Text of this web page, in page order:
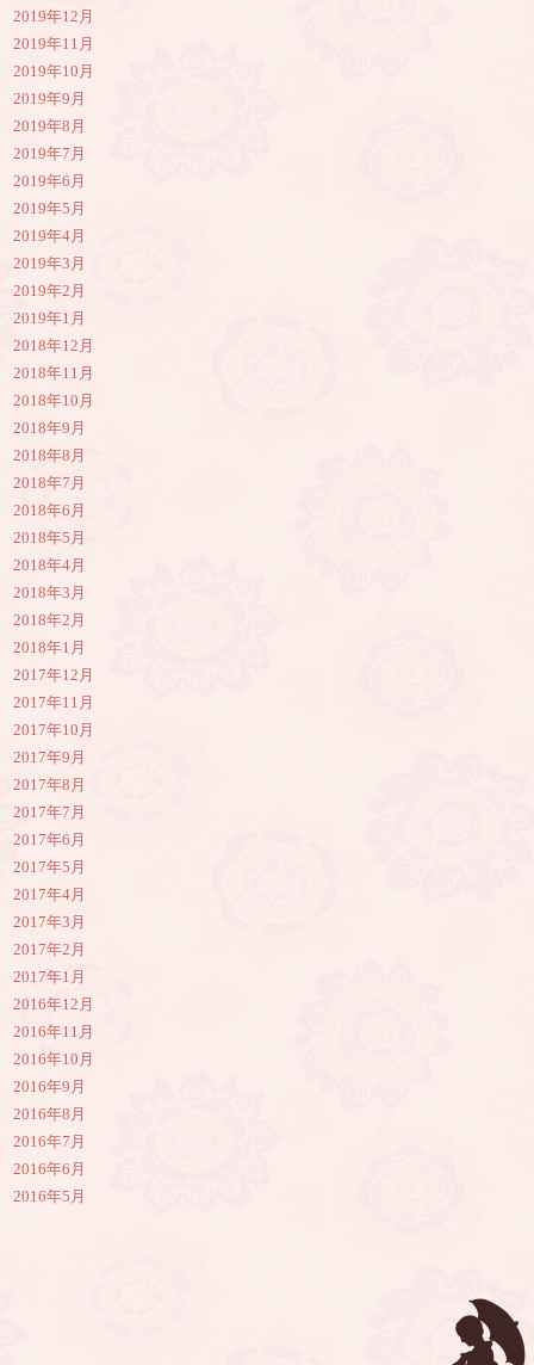
2019年12月
2019年11月
2019年10月
2019年9月
2019年8月
2019年7月
2019年6月
2019年5月
2019年4月
2019年3月
2019年2月
2019年1月
2018年12月
2018年11月
2018年10月
2018年9月
2018年8月
2018年7月
2018年6月
2018年5月
2018年4月
2018年3月
2018年2月
2018年1月
2017年12月
2017年11月
2017年10月
2017年9月
2017年8月
2017年7月
2017年6月
2017年5月
2017年4月
2017年3月
2017年2月
2017年1月
2016年12月
2016年11月
2016年10月
2016年9月
2016年8月
2016年7月
2016年6月
2016年5月